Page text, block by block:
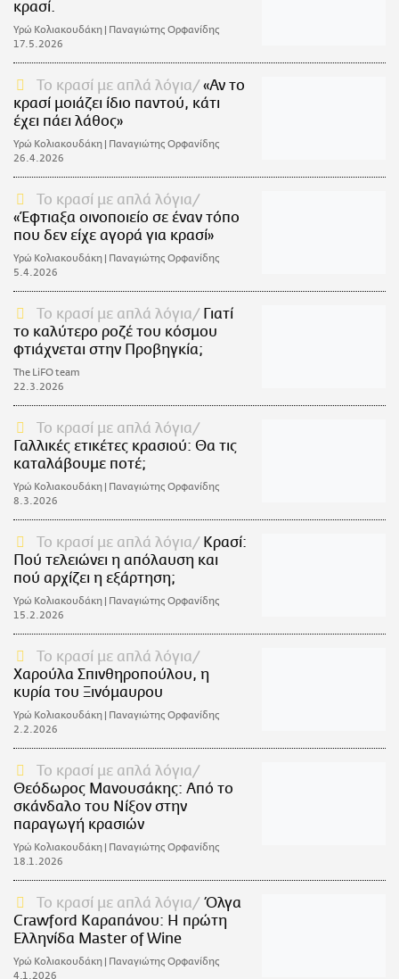
κρασί.
Υρώ Κολιακουδάκη | Παναγιώτης Ορφανίδης
17.5.2026
Το κρασί με απλά λόγια
«Αν το
κρασί μοιάζει ίδιο παντού, κάτι
έχει πάει λάθος»
Υρώ Κολιακουδάκη | Παναγιώτης Ορφανίδης
26.4.2026
Το κρασί με απλά λόγια
«Έφτιαξα οινοποιείο σε έναν τόπο
που δεν είχε αγορά για κρασί»
Υρώ Κολιακουδάκη | Παναγιώτης Ορφανίδης
5.4.2026
Το κρασί με απλά λόγια
Γιατί
το καλύτερο ροζέ του κόσμου
φτιάχνεται στην Προβηγκία;
The LiFO team
22.3.2026
Το κρασί με απλά λόγια
Γαλλικές ετικέτες κρασιού: Θα τις
καταλάβουμε ποτέ;
Υρώ Κολιακουδάκη | Παναγιώτης Ορφανίδης
8.3.2026
Το κρασί με απλά λόγια
Κρασί:
Πού τελειώνει η απόλαυση και
πού αρχίζει η εξάρτηση;
Υρώ Κολιακουδάκη | Παναγιώτης Ορφανίδης
15.2.2026
Το κρασί με απλά λόγια
Χαρούλα Σπινθηροπούλου, η
κυρία του Ξινόμαυρου
Υρώ Κολιακουδάκη | Παναγιώτης Ορφανίδης
2.2.2026
Το κρασί με απλά λόγια
Θεόδωρος Μανουσάκης: Από το
σκάνδαλο του Νίξον στην
παραγωγή κρασιών
Υρώ Κολιακουδάκη | Παναγιώτης Ορφανίδης
18.1.2026
Το κρασί με απλά λόγια
Όλγα
Crawford Καραπάνου: Η πρώτη
Ελληνίδα Master of Wine
Υρώ Κολιακουδάκη | Παναγιώτης Ορφανίδης
4.1.2026